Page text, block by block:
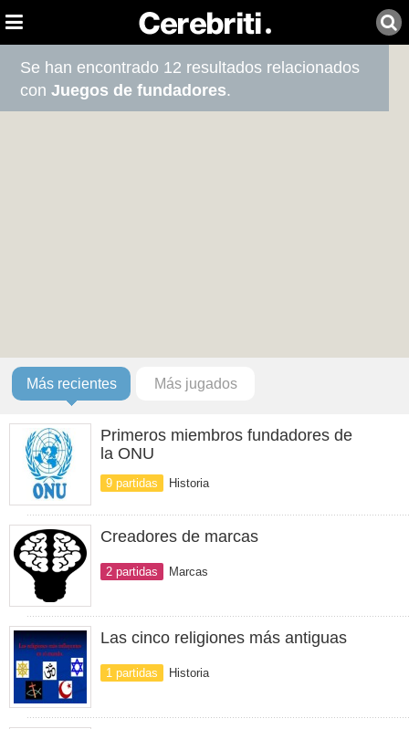
Se han encontrado 12 resultados relacionados
conJuegos de fundadores.
Más recientes Más jugados
Primeros miembros fundadores de
la ONU
9 partidas Historia
Creadores de marcas
2 partidas Marcas
Las cinco religiones más antiguas
1 partidas Historia